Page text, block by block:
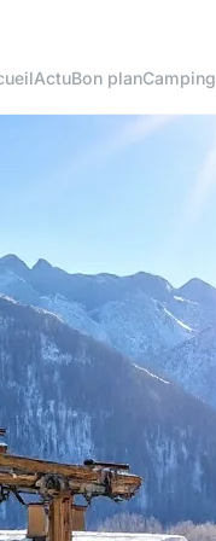
ActuBon planCamping